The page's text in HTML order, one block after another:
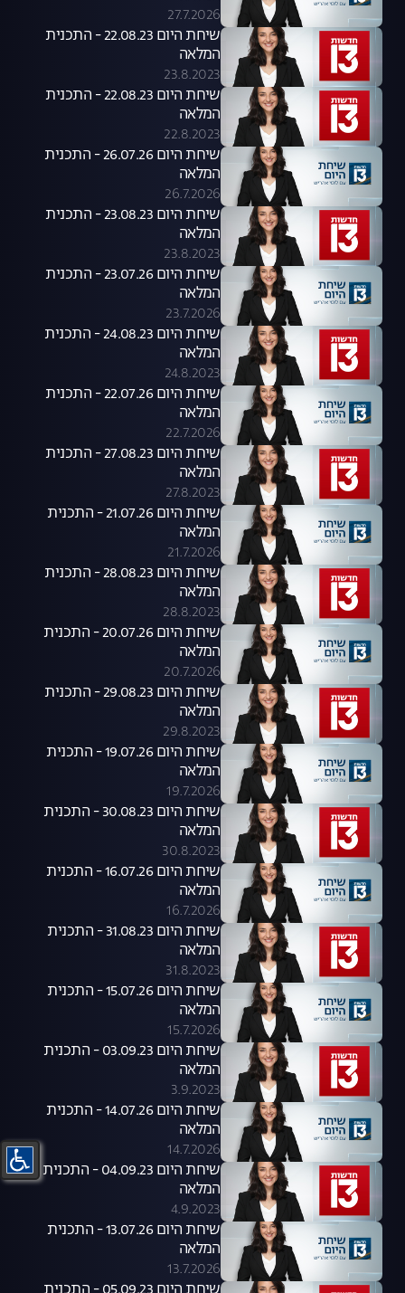
27.7.2026
שיחת היום 22.08.23 - התכנית
המלאה
23.8.2023
שיחת היום 22.08.23 - התכנית
המלאה
22.8.2023
שיחת היום 26.07.26 - התכנית
המלאה
26.7.2026
שיחת היום 23.08.23 - התכנית
המלאה
23.8.2023
שיחת היום 23.07.26 - התכנית
המלאה
23.7.2026
שיחת היום 24.08.23 - התכנית
המלאה
24.8.2023
שיחת היום 22.07.26 - התכנית
המלאה
22.7.2026
שיחת היום 27.08.23 - התכנית
המלאה
27.8.2023
שיחת היום 21.07.26 - התכנית
המלאה
21.7.2026
שיחת היום 28.08.23 - התכנית
המלאה
28.8.2023
שיחת היום 20.07.26 - התכנית
המלאה
20.7.2026
שיחת היום 29.08.23 - התכנית
המלאה
29.8.2023
שיחת היום 19.07.26 - התכנית
המלאה
19.7.2026
שיחת היום 30.08.23 - התכנית
המלאה
30.8.2023
שיחת היום 16.07.26 - התכנית
המלאה
16.7.2026
שיחת היום 31.08.23 - התכנית
המלאה
31.8.2023
שיחת היום 15.07.26 - התכנית
המלאה
15.7.2026
שיחת היום 03.09.23 - התכנית
המלאה
3.9.2023
שיחת היום 14.07.26 - התכנית
המלאה
14.7.2026
שיחת היום 04.09.23 - התכנית
המלאה
4.9.2023
שיחת היום 13.07.26 - התכנית
המלאה
13.7.2026